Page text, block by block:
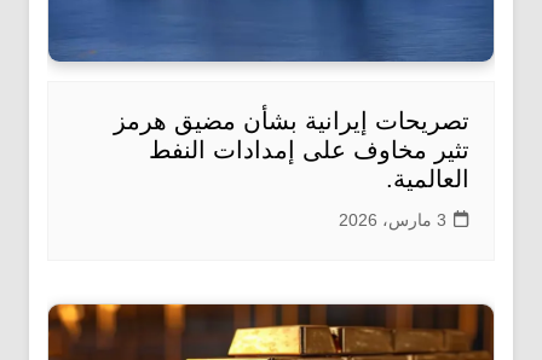
تصريحات إيرانية بشأن مضيق هرمز
تثير مخاوف على إمدادات النفط
العالمية.
3 مارس، 2026